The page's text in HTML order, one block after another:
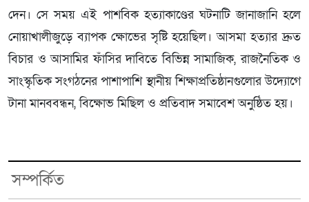
দেন। সে সময় এই পাশবিক হত্যাকাণ্ডের ঘটনাটি জানাজানি হলে
নোয়াখালীজুড়ে ব্যাপক ক্ষোভের সৃষ্টি হয়েছিল। আসমা হত্যার দ্রুত
বিচার ও আসামির ফাঁসির দাবিতে বিভিন্ন সামাজিক, রাজনৈতিক ও
সাংস্কৃতিক সংগঠনের পাশাপাশি স্থানীয় শিক্ষাপ্রতিষ্ঠানগুলোর উদ্যোগে
টানা মানববন্ধন, বিক্ষোভ মিছিল ও প্রতিবাদ সমাবেশ অনুষ্ঠিত হয়।
সম্পর্কিত